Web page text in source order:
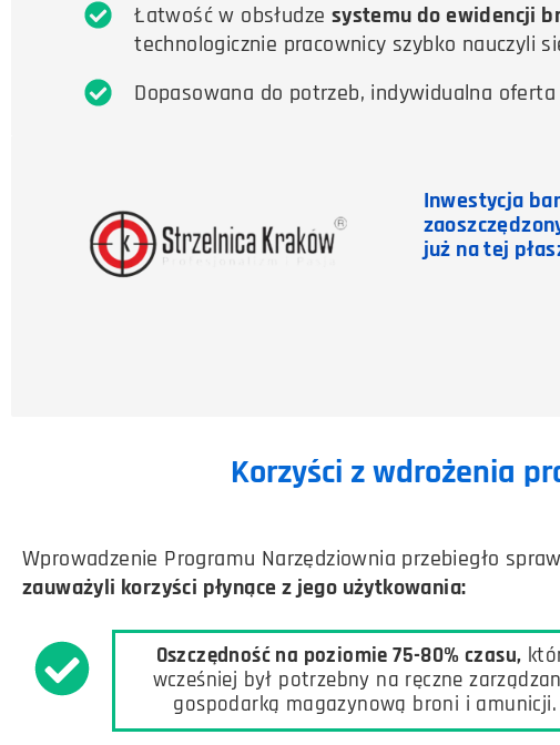
Łatwość w obsłudze systemu do ewidencji
technologicznie pracownicy szybko nauczyli
Dopasowana do potrzeb, indywidualna oferta
Inwestycja
już na tej
Korzyści z wdrożenia
Wprowadzenie Programu Narzędziownia przebiegło
zauważyli korzyści płynące z jego użytkowania:
Oszczędność na poziomie 75-80% czasu,
wcześniej był potrzebny na ręczne
gospodarką magazynową broni i amunicji.